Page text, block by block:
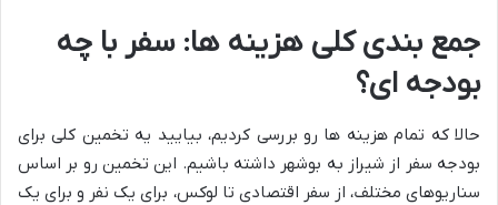
جمع بندی کلی هزینه ها: سفر با چه
بودجه ای؟
حالا که تمام هزینه ها رو بررسی کردیم، بیایید یه تخمین کلی برای
بودجه سفر از شیراز به بوشهر داشته باشیم. این تخمین رو بر اساس
سناریوهای مختلف، از سفر اقتصادی تا لوکس، برای یک نفر و برای یک